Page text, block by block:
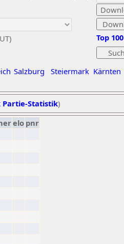
Salzburg Steiermark Kärnten
Top 100
Partie-Statistik)
elo pnr